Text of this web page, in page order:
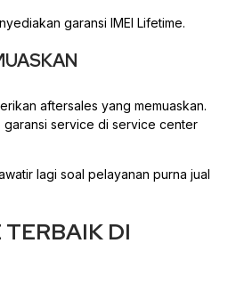
garansi IMEI Lifetime.
aftersales yang memuaskan.
garansi service di service center
lagi soal pelayanan purna jual
DI